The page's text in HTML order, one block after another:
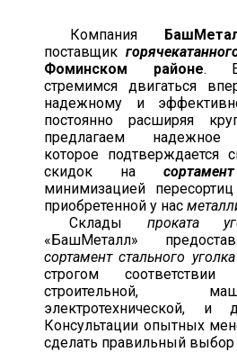
Компания
поставщик
Фоминском районе.
стремимся двигаться
надежному и
постоянно расширяя
предлагаем надежное
которое подтверждается
скидок на
минимизацией
приобретенной у нас
Склады проката
«БашМеталл»
сортамент стального уголка
строгом
строительной,
электротехнической, и
Консультации опытных
сделать правильный выбор